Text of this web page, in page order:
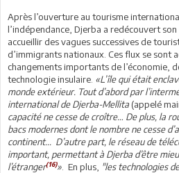
Après l’ouverture au tourisme
l’indépendance, Djerba a redécouvert
accueillir des vagues successives de
d’immigrants nationaux. Ces flux se sont
changements importants de l’économie,
technologie insulaire. «L’île qui était
monde extérieur. Tout d’abord par
international de Djerba-Mellita (appelé
capacité ne cesse de croître… De plus, la
bacs modernes dont le nombre ne cesse
continent... D’autre part, le réseau de
important, permettant à Djerba d’être
l’étranger(16)» . En plus, "les technologies